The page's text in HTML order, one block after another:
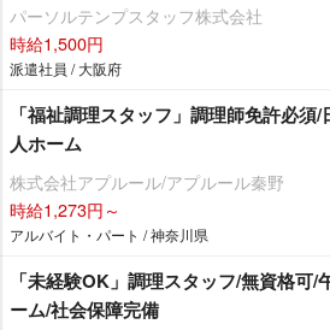
パーソルテンプスタッフ株式会社
時給1,500円
派遣社員 / 大阪府
「福祉調理スタッフ」調理師免許必
人ホーム
株式会社アプルール/アプルール秦野
時給1,273円～
アルバイト・パート / 神奈川県
「未経験OK」調理スタッフ/無資格可
ーム/社会保障完備